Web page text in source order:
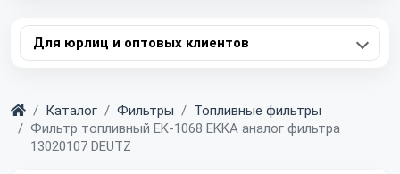
Для юрлиц и оптовых клиентов
Главная
Каталог Фильтры
Топливные фильтры
Фильтр топливный EK-1068 EKKA аналог фильтра
13020107 DEUTZ